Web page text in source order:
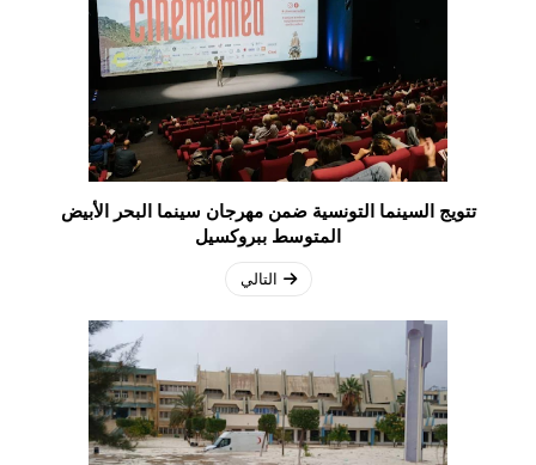
تتويج السينما التونسية ضمن مهرجان سينما البحر الأبيض
المتوسط ببروكسيل
التالي